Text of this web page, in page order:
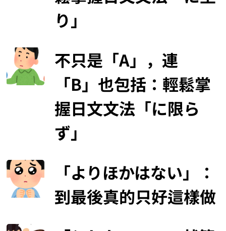
り」
不只是「A」，連
「B」也包括：輕鬆掌
握日文文法「に限ら
ず」
「よりほかはない」：
到最後真的只好這樣做